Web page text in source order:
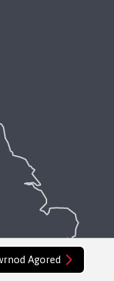
Agored